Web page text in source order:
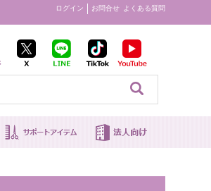
ログイン お問合せ よくある質問